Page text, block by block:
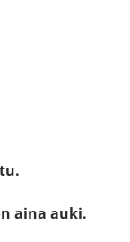
aina auki.